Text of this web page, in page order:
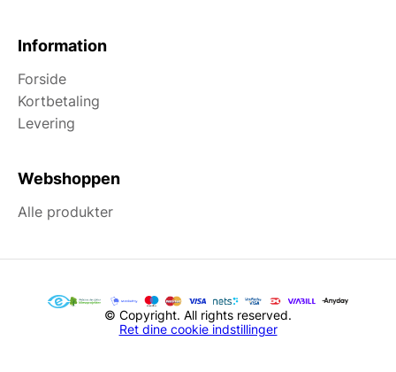
Information
Forside
Kortbetaling
Levering
Webshoppen
Alle produkter
© Copyright. All rights reserved.
Ret dine cookie indstillinger